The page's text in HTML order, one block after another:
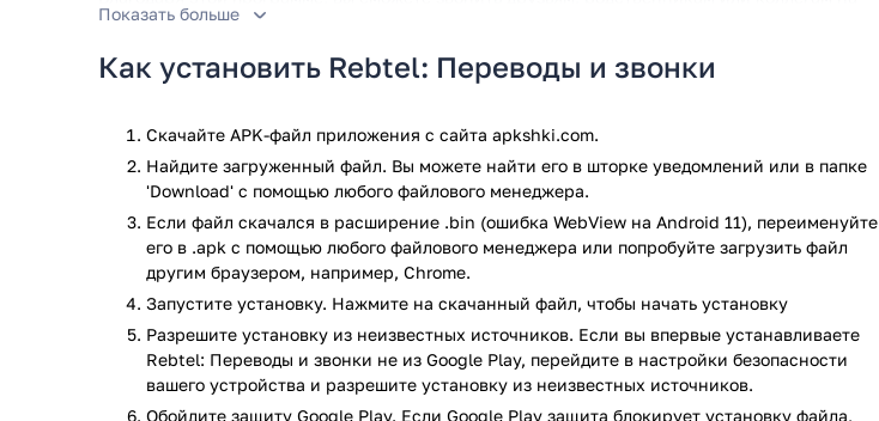
городские и мобильные номера в любой точке мира, даже не имея доступа в Интернет. Это
необходимости оплачивать услуги сотовой связи по повышенному тарифу, находясь в
ограничений в течение месяца. А самое приятное — вы будете получать приятные бонусы за
приглашение друзей, что позволит пользоваться связью бесплатно.
В послежней версии Ребтел, вас ожидает:
Выгодные тарифы на международную связь.
Высокое качество связи.
Не требуется доступ в Интернет.
Звонки на городские и мобильные телефоны.
Удобное пополнение счёта, без комиссии и скрытых платежей.
Получение бонусов за приглашение друзей.
Интуитивный и приятный интерфейс.
Показать больше
Как установить Rebtel: Переводы и звонки
Скачайте APK-файл приложения с сайта apkshki.com.
Найдите загруженный файл. Вы можете найти его в шторке уведомлений или в папке
'Download' с помощью любого файлового менеджера.
Если файл скачался в расширение .bin (ошибка WebView на Android 11), переименуйте
его в .apk с помощью любого файлового менеджера или попробуйте загрузить файл
другим браузером, например, Chrome.
Запустите установку. Нажмите на скачанный файл, чтобы начать установку
Разрешите установку из неизвестных источников. Если вы впервые устанавливаете
Rebtel: Переводы и звонки не из Google Play, перейдите в настройки безопасности
вашего устройства и разрешите установку из неизвестных источников.
Обойдите защиту Google Play. Если Google Play защита блокирует установку файла,